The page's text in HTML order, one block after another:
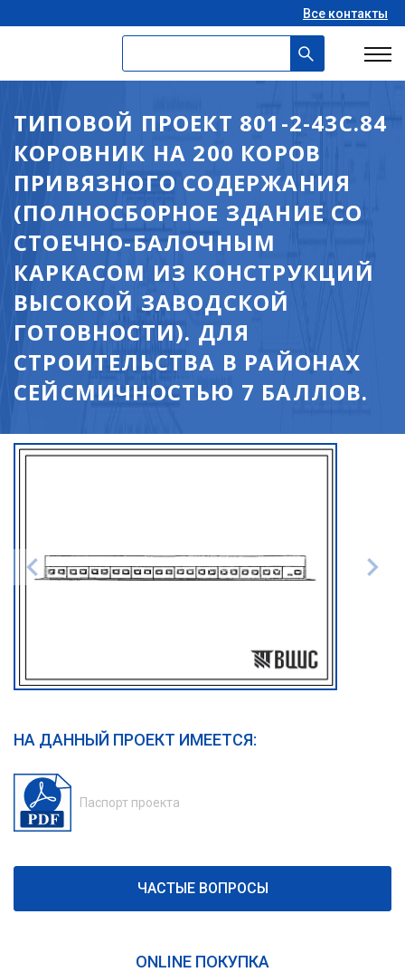
Все контакты
ТИПОВОЙ ПРОЕКТ 801-2-43С.84
КОРОВНИК НА 200 КОРОВ
ПРИВЯЗНОГО СОДЕРЖАНИЯ
(ПОЛНОСБОРНОЕ ЗДАНИЕ СО
СТОЕЧНО-БАЛОЧНЫМ
КАРКАСОМ ИЗ КОНСТРУКЦИЙ
ВЫСОКОЙ ЗАВОДСКОЙ
ГОТОВНОСТИ). ДЛЯ
СТРОИТЕЛЬСТВА В РАЙОНАХ
СЕЙСМИЧНОСТЬЮ 7 БАЛЛОВ.
НА ДАННЫЙ ПРОЕКТ ИМЕЕТСЯ:
Паспорт проекта
ЧАСТЫЕ ВОПРОСЫ
ONLINE ПОКУПКА